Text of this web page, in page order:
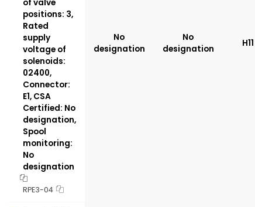
of valve
positions: 3,
Rated
supply
voltage of
solenoids:
02400,
Connector:
E1, CSA
Certified: No
designation,
Spool
monitoring:
No
designation
RPE3-04
No
designation
No
designation
H11